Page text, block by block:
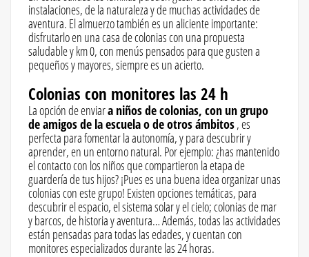
instalaciones, de la naturaleza y de muchas actividades de
aventura. El almuerzo también es un aliciente importante:
disfrutarlo en una casa de colonias con una propuesta
saludable y km 0, con menús pensados para que gusten a
pequeños y mayores, siempre es un acierto.
Colonias con monitores las 24 h
La opción de enviara niños de colonias, con un grupo
de amigos de la escuela o de otros ámbitos, es
perfecta para fomentar la autonomía, y para descubrir y
aprender, en un entorno natural. Por ejemplo: ¿has mantenido
el contacto con los niños que compartieron la etapa de
guardería de tus hijos? ¡Pues es una buena idea organizar unas
colonias con este grupo! Existen opciones temáticas, para
descubrir el espacio, el sistema solar y el cielo; colonias de mar
y barcos, de historia y aventura… Además, todas las actividades
están pensadas para todas las edades, y cuentan con
monitores especializados durante las 24 horas.